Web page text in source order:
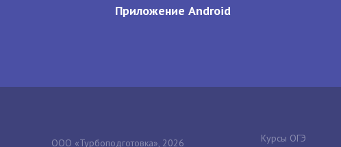
Приложение Android
ООО «Турбоподготовка», 2026 Курсы ОГЭ